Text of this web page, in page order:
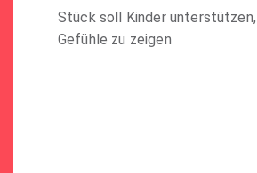
Stück soll Kinder unterstützen,
Gefühle zu zeigen